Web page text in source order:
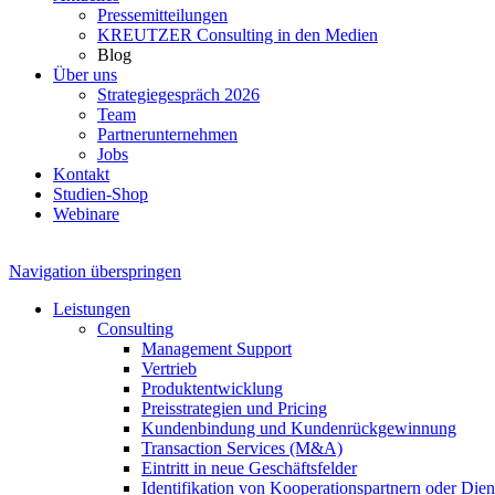
Pressemitteilungen
KREUTZER Consulting in den Medien
Blog
Über uns
Strategiegespräch 2026
Team
Partnerunternehmen
Jobs
Kontakt
Studien-Shop
Webinare
Navigation überspringen
Leistungen
Consulting
Management Support
Vertrieb
Produktentwicklung
Preisstrategien und Pricing
Kundenbindung und Kundenrückgewinnung
Transaction Services (M&A)
Eintritt in neue Geschäftsfelder
Identifikation von Kooperationspartnern oder